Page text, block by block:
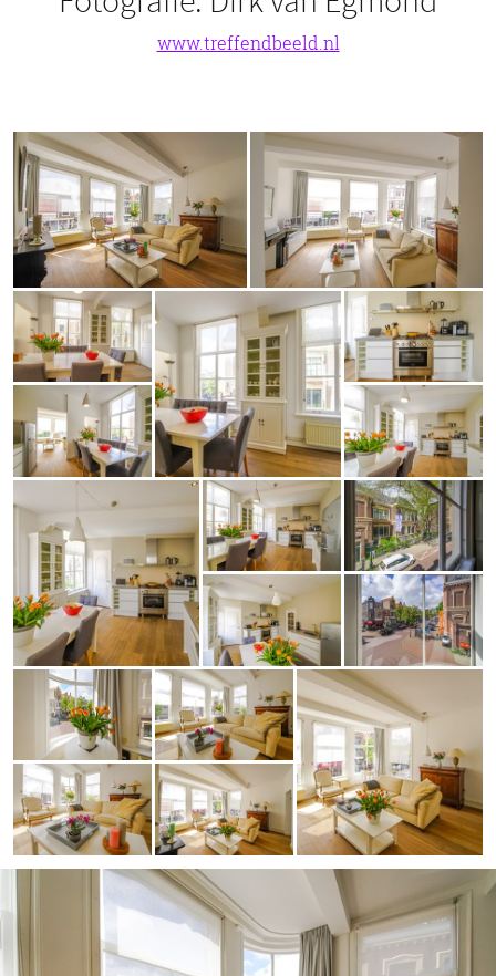
www.treffendbeeld.nl